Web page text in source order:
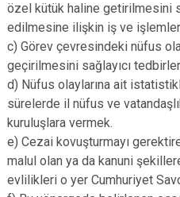
Havza
Kavak
Ladik
özel kütük haline getirilmesini
edilmesine ilişkin iş ve
c) Görev çevresindeki nüfus
geçirilmesini sağlayıcı
d) Nüfus olaylarına ait
sürelerde il nüfus ve
kuruluşlara vermek.
e) Cezai kovuşturmayı
malul olan ya da kanuni
evlilikleri o yer Cumhuriyet